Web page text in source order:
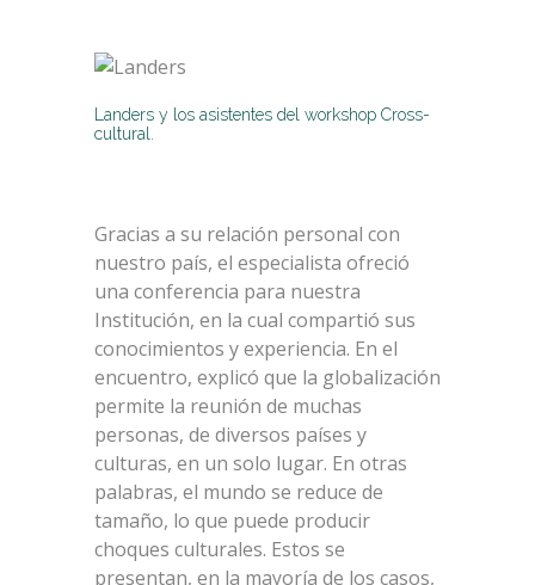
Landers y los asistentes del workshop Cross-
cultural.
Gracias a su relación personal con
nuestro país, el especialista ofreció
una conferencia para nuestra
Institución, en la cual compartió sus
conocimientos y experiencia. En el
encuentro, explicó que la globalización
permite la reunión de muchas
personas, de diversos países y
culturas, en un solo lugar. En otras
palabras, el mundo se reduce de
tamaño, lo que puede producir
choques culturales. Estos se
presentan, en la mayoría de los casos,